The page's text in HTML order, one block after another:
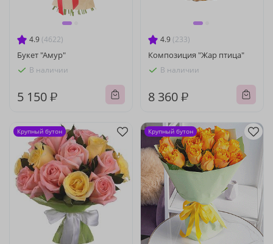
4.9 (4622)
Букет "Амур"
В наличии
5 150 ₽
4.9 (233)
Композиция "Жар птица"
В наличии
8 360 ₽
Крупный бутон Крупный бутон